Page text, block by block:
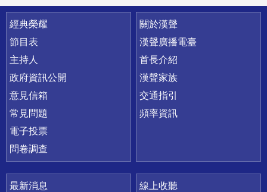
快速連結
經典榮耀
節目表
主持人
政府資訊公開
意見信箱
常見問題
電子投票
問卷調查
關於漢聲
漢聲廣播電臺
首長介紹
漢聲家族
交通指引
頻率資訊
最新消息
線上收聽